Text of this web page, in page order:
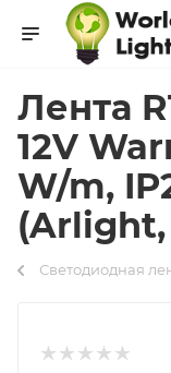
Лента
12V
W/m,
(Arlight,
Светодиодная